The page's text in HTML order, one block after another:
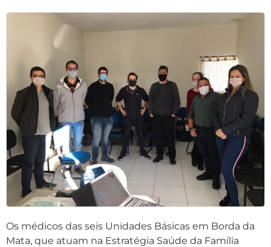
Os médicos das seis Unidades Básicas em Borda da
Mata, que atuam na Estratégia Saúde da Família